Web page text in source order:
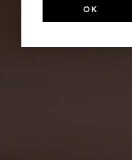
OK